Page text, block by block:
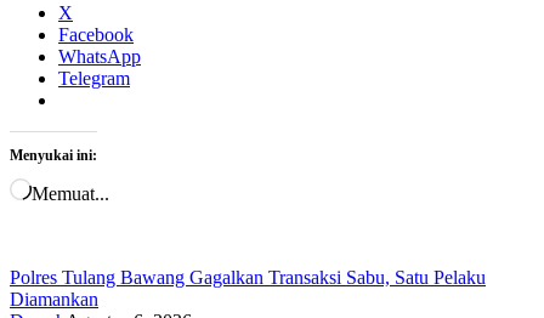
X
Facebook
WhatsApp
Telegram
Menyukai ini:
Memuat...
Polres Tulang Bawang Gagalkan Transaksi Sabu, Satu Pelaku
Diamankan